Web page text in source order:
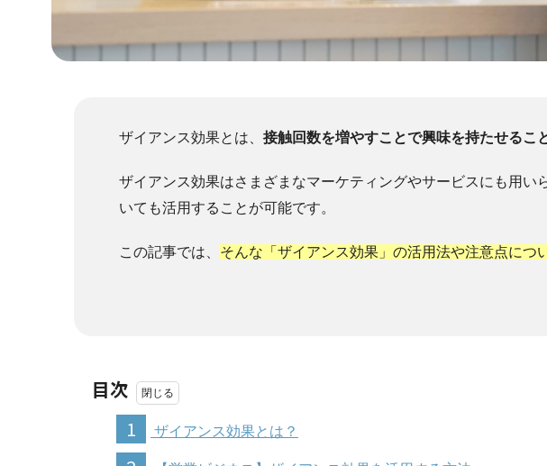
ザイアンス効果とは、 接触回数を増やすことで興味を持たせるこ
ザイアンス効果はさまざまなマーケティングやサービスにも用い
いても活用することが可能です。
この記事では、 そんな「ザイアンス効果」の活用法や注意点につ
目次
1
ザイアンス効果とは？